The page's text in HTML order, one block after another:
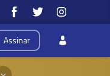
Assinar